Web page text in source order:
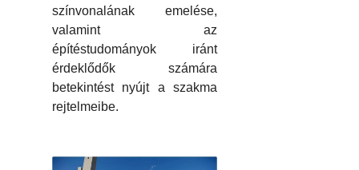
színvonalának emelése,
valamint az
építéstudományok iránt
érdeklődők számára
betekintést nyújt a szakma
rejtelmeibe.